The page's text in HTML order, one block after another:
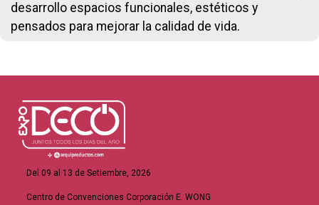
desarrollo espacios funcionales, estéticos y
pensados para mejorar la calidad de vida.
Del 09 al 13 de Setiembre, 2026
Centro de Convenciones Corporación E. WONG